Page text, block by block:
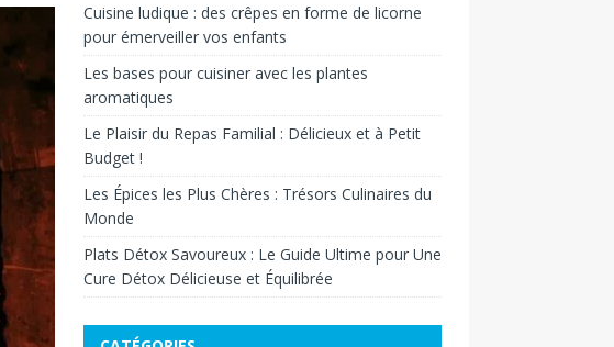
Cuisine ludique : des crêpes en forme de licorne
pour émerveiller vos enfants
Les bases pour cuisiner avec les plantes
aromatiques
Le Plaisir du Repas Familial : Délicieux et à Petit
Budget !
Les Épices les Plus Chères : Trésors Culinaires du
Monde
Plats Détox Savoureux : Le Guide Ultime pour Une
Cure Détox Délicieuse et Équilibrée